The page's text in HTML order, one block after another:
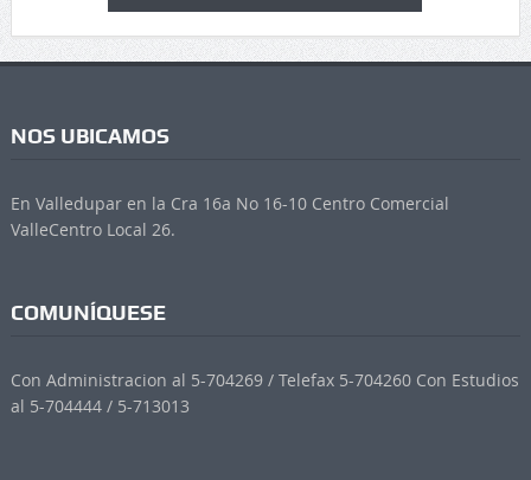
NOS UBICAMOS
En Valledupar en la Cra 16a No 16-10 Centro Comercial
ValleCentro Local 26.
COMUNÍQUESE
Con Administracion al 5-704269 / Telefax 5-704260 Con Estudios
al 5-704444 / 5-713013